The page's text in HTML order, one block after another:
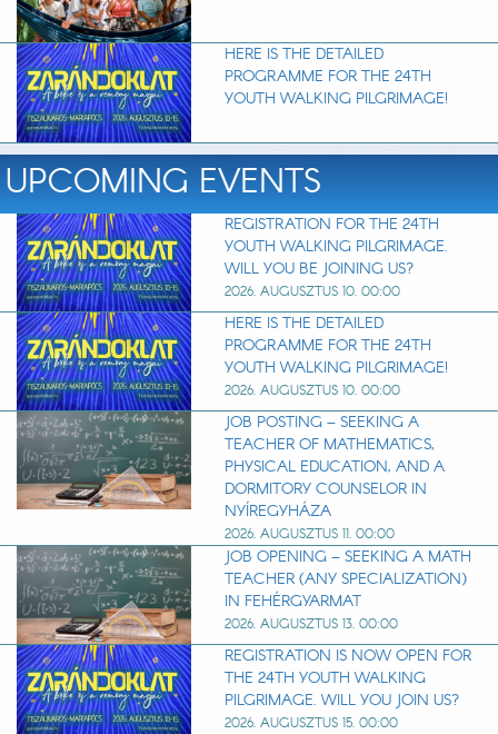
HERE IS THE DETAILED
PROGRAMME FOR THE 24TH
YOUTH WALKING PILGRIMAGE!
UPCOMING EVENTS
REGISTRATION FOR THE 24TH
YOUTH WALKING PILGRIMAGE.
WILL YOU BE JOINING US?
2026. AUGUSZTUS 10. 00:00
HERE IS THE DETAILED
PROGRAMME FOR THE 24TH
YOUTH WALKING PILGRIMAGE!
2026. AUGUSZTUS 10. 00:00
JOB POSTING – SEEKING A
TEACHER OF MATHEMATICS,
PHYSICAL EDUCATION, AND A
DORMITORY COUNSELOR IN
NYÍREGYHÁZA
2026. AUGUSZTUS 11. 00:00
JOB OPENING – SEEKING A MATH
TEACHER (ANY SPECIALIZATION)
IN FEHÉRGYARMAT
2026. AUGUSZTUS 13. 00:00
REGISTRATION IS NOW OPEN FOR
THE 24TH YOUTH WALKING
PILGRIMAGE. WILL YOU JOIN US?
2026. AUGUSZTUS 15. 00:00